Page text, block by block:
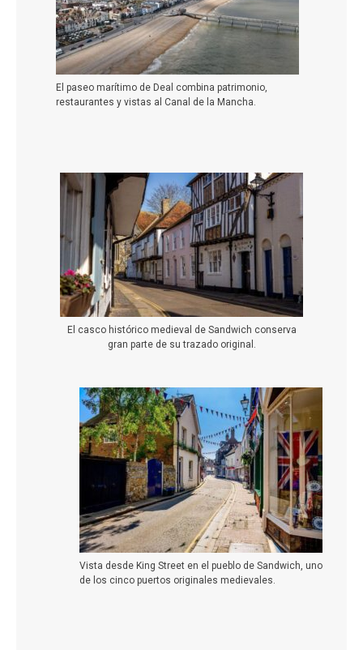
El paseo marítimo de Deal combina patrimonio,
restaurantes y vistas al Canal de la Mancha.
El casco histórico medieval de Sandwich conserva
gran parte de su trazado original.
Vista desde King Street en el pueblo de Sandwich, uno
de los cinco puertos originales medievales.